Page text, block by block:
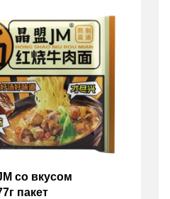
со вкусом
пакет